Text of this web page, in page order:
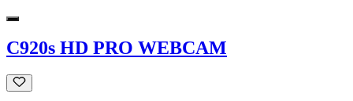
C920s HD PRO WEBCAM